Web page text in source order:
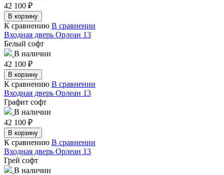
42 100 ₽
В корзину
К сравнению В сравнении
Входная дверь Орлеан 13
Белый софт
В наличии
42 100 ₽
В корзину
К сравнению В сравнении
Входная дверь Орлеан 13
Графит софт
В наличии
42 100 ₽
В корзину
К сравнению В сравнении
Входная дверь Орлеан 13
Грей софт
В наличии